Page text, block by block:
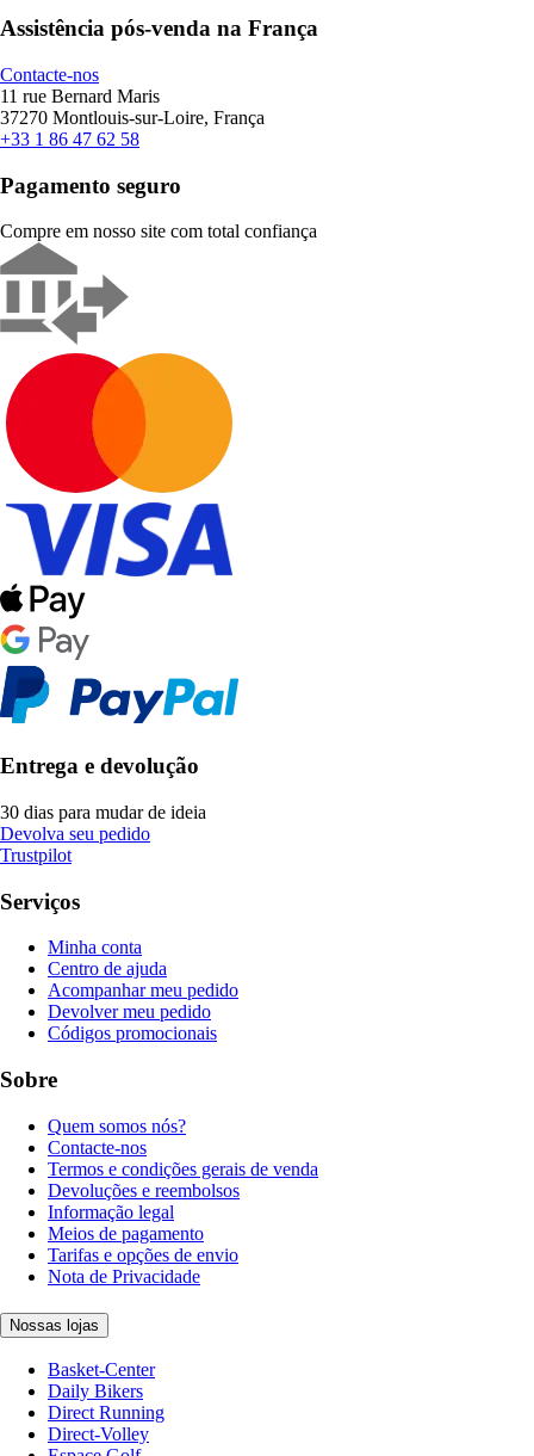
Assistência pós-venda na França
Contacte-nos
11 rue Bernard Maris
37270 Montlouis-sur-Loire, França
+33 1 86 47 62 58
Pagamento seguro
Compre em nosso site com total confiança
Entrega e devolução
30 dias para mudar de ideia
Devolva seu pedido
Trustpilot
Serviços
Minha conta
Centro de ajuda
Acompanhar meu pedido
Devolver meu pedido
Códigos promocionais
Sobre
Quem somos nós?
Contacte-nos
Termos e condições gerais de venda
Devoluções e reembolsos
Informação legal
Meios de pagamento
Tarifas e opções de envio
Nota de Privacidade
Nossas lojas
Basket-Center
Daily Bikers
Direct Running
Direct-Volley